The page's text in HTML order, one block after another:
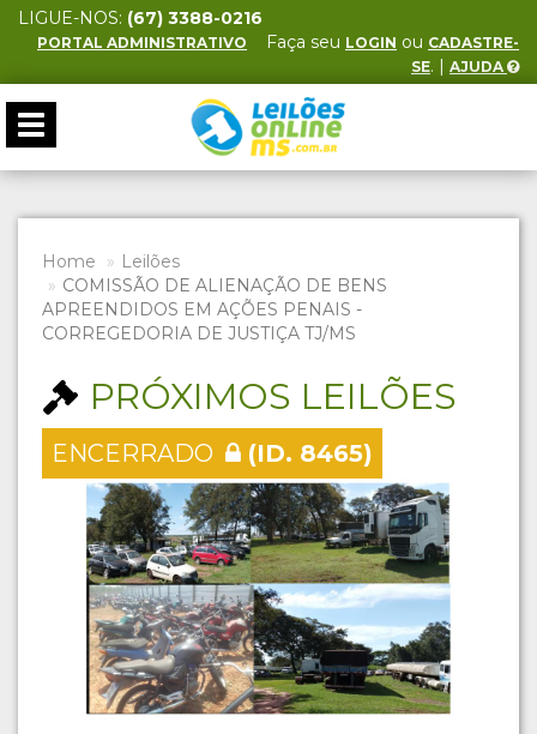
LIGUE-NOS: (67) 3388-0216
PORTAL ADMINISTRATIVO Faça seu LOGIN ou CADASTRE-
SE. | AJUDA
Toggle
navigation
Home
Leilões
COMISSÃO DE ALIENAÇÃO DE BENS
APREENDIDOS EM AÇÕES PENAIS -
CORREGEDORIA DE JUSTIÇA TJ/MS
PRÓXIMOS LEILÕES
ENCERRADO (ID. 8465)